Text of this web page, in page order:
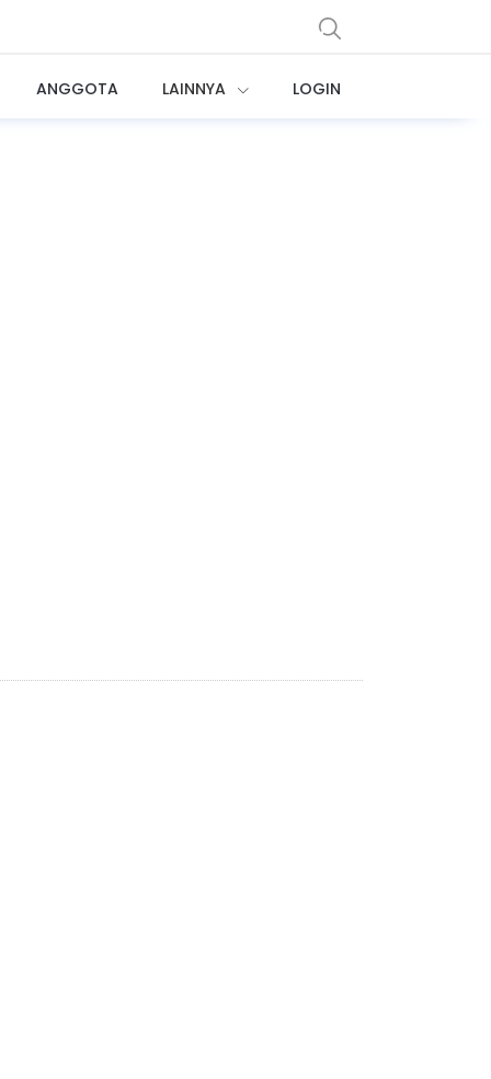
ANGGOTA LAINNYA LOGIN